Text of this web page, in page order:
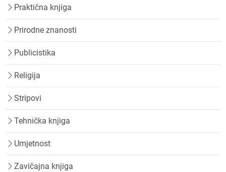
Praktična knjiga
Prirodne znanosti
Publicistika
Religija
Stripovi
Tehnička knjiga
Umjetnost
Zavičajna knjiga